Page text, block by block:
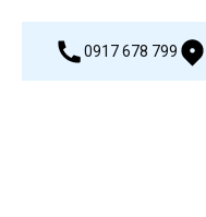
0917 678 799